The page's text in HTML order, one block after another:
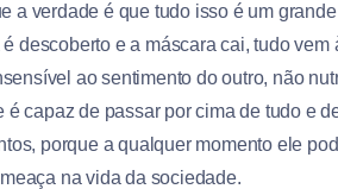
a verdade é que tudo isso é um
descoberto e a máscara cai, tudo
ao sentimento do outro, não
é capaz de passar por cima de tudo e
porque a qualquer momento ele
na vida da sociedade.